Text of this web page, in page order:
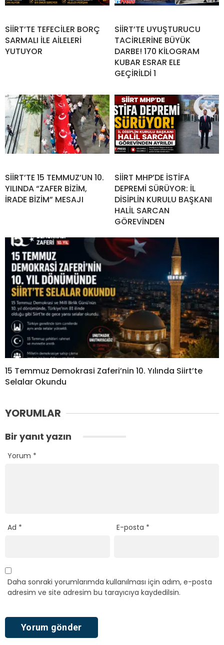
SİİRT’TE TEFECİLER BORÇ
SARMALI İLE AİLELERİ
YUTUYOR
SİİRT’TE UYUŞTURUCU
TACİRLERİNE BÜYÜK
DARBE! 170 KİLOGRAM
KUBAR ESRAR ELE
GEÇİRİLDİ 1
SİİRT’TE 15 TEMMUZ’UN 10.
YILINDA “ZAFER BİZİM,
İRADE BİZİM” MESAJI
SİİRT MHP’DE İSTİFA
DEPREMİ SÜRÜYOR: İL
DİSİPLİN KURULU BAŞKANI
HALİL SARCAN
GÖREVİNDEN
15 Temmuz Demokrasi Zaferi’nin 10. Yılında Siirt’te
Selalar Okundu
YORUMLAR
Bir yanıt yazın
Yorum *
Ad * E-posta *
Daha sonraki yorumlarımda kullanılması için adım, e-posta
adresim ve site adresim bu tarayıcıya kaydedilsin.